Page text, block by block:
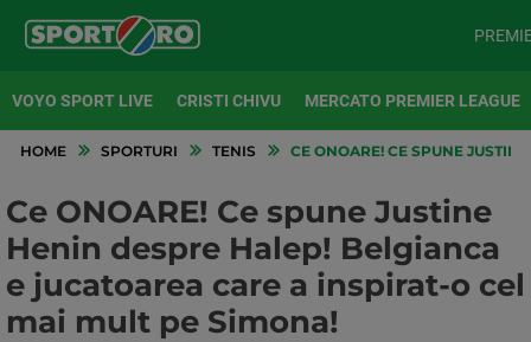
VOYO SPORT LIVE CRISTI CHIVU MERCATO PREMIER LEAGUE
HOME SPORTURI TENIS CE ONOARE! CE SPUNE
Ce ONOARE! Ce spune Justine
Henin despre Halep! Belgianca
e jucatoarea care a inspirat-o cel
mai mult pe Simona!